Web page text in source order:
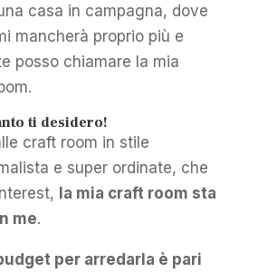
casa in campagna, dove
mancherà proprio più e
posso chiamare la mia
ti desidero!
craft room in stile
e super ordinate, che
la mia craft room sta
me.
per arredarla è pari